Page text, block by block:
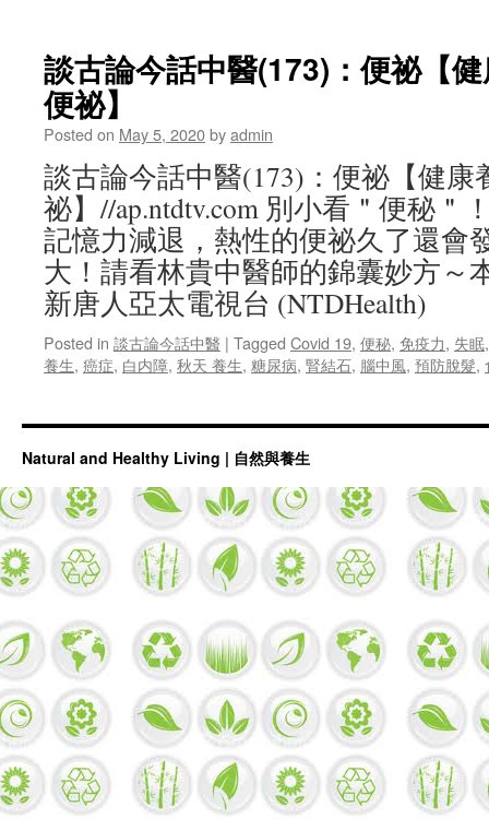
談古論今話中醫(173)：便祕【
便祕】
Posted on May 5, 2020byadmin
談古論今話中醫(173)：便祕【健康
祕】//ap.ntdtv.com 別小看＂便秘＂
記憶力減退，熱性的便祕久了還會
大！請看林貴中醫師的錦囊妙方～
新唐人亞太電視台 (NTDHealth)
Posted in 談古論今話中醫 | Tagged Covid 19, 便秘, 免疫力, 失眠
養生, 癌症, 白内障, 秋天 養生, 糖尿病, 腎結石, 腦中風, 預防脫髮,
Natural and Healthy Living | 自然與養生